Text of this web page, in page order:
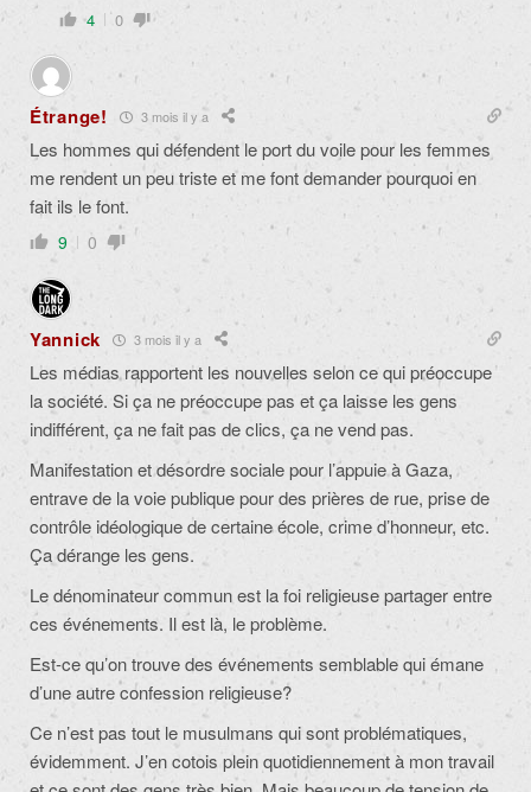
4 0
Étrange! 3 mois il y a
Les hommes qui défendent le port du voile pour les femmes
me rendent un peu triste et me font demander pourquoi en
fait ils le font.
9 0
Yannick 3 mois il y a
Les médias rapportent les nouvelles selon ce qui préoccupe
la société. Si ça ne préoccupe pas et ça laisse les gens
indifférent, ça ne fait pas de clics, ça ne vend pas.
Manifestation et désordre sociale pour l’appuie à Gaza,
entrave de la voie publique pour des prières de rue, prise de
contrôle idéologique de certaine école, crime d’honneur, etc.
Ça dérange les gens.
Le dénominateur commun est la foi religieuse partager entre
ces événements. Il est là, le problème.
Est-ce qu’on trouve des événements semblable qui émane
d’une autre confession religieuse?
Ce n’est pas tout le musulmans qui sont problématiques,
évidemment. J’en cotois plein quotidiennement à mon travail